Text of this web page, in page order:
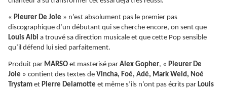
« Pleurer De Joie » n’est absolument pas le premier pas
discographique d’un débutant qui se cherche encore, on sent que
Louis Albi a trouvé sa direction musicale et que cette Pop sensible
qu’il défend lui sied parfaitement.
Produit par MARSO et masterisé par Alex Gopher, « Pleurer De
Joie » contient des textes de Vincha, Foé, Adé, Mark Weld, Noé
Trystam et Pierre Delamotte et même s’ils n’ont pas écrits par Louis